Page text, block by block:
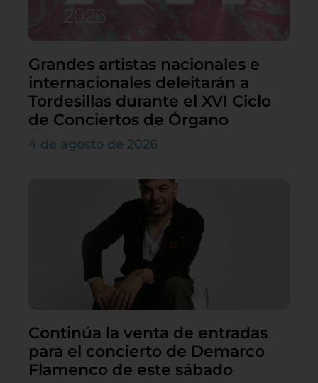
Grandes artistas nacionales e
internacionales deleitarán a
Tordesillas durante el XVI Ciclo
de Conciertos de Órgano
4 de agosto de 2026
Continúa la venta de entradas
para el concierto de Demarco
Flamenco de este sábado